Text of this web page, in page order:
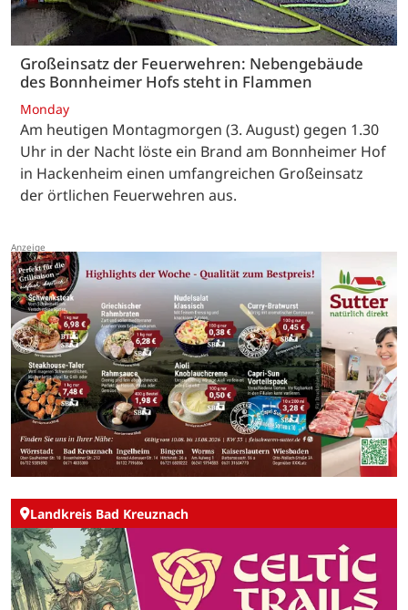
Großeinsatz der Feuerwehren: Nebengebäude
des Bonnheimer Hofs steht in Flammen
Monday
Am heutigen Montagmorgen (3. August) gegen 1.30
Uhr in der Nacht löste ein Brand am Bonnheimer Hof
in Hackenheim einen umfangreichen Großeinsatz
der örtlichen Feuerwehren aus.
Landkreis Bad Kreuznach